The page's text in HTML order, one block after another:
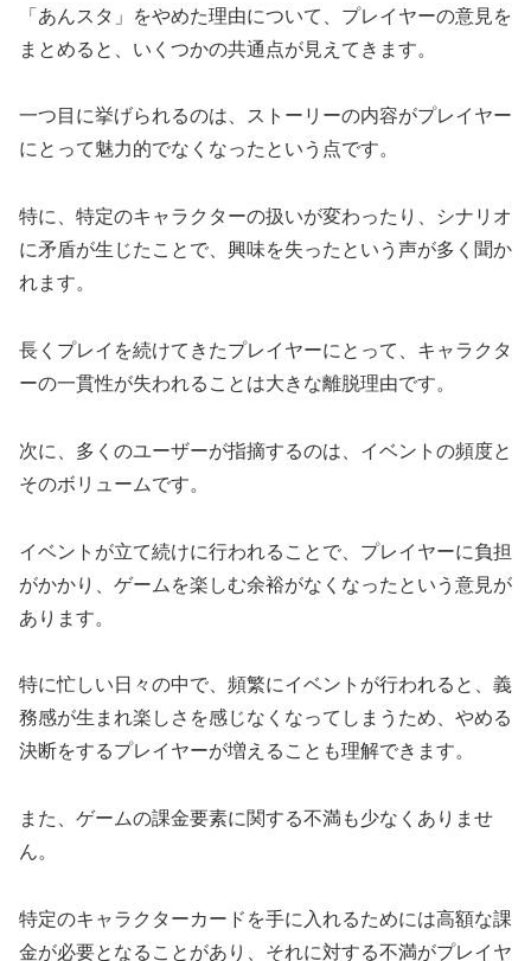
「あんスタ」をやめた理由について、プレイヤーの意見を
まとめると、いくつかの共通点が見えてきます。
一つ目に挙げられるのは、ストーリーの内容がプレイヤー
にとって魅力的でなくなったという点です。
特に、特定のキャラクターの扱いが変わったり、シナリオ
に矛盾が生じたことで、興味を失ったという声が多く聞か
れます。
長くプレイを続けてきたプレイヤーにとって、キャラクタ
ーの一貫性が失われることは大きな離脱理由です。
次に、多くのユーザーが指摘するのは、イベントの頻度と
そのボリュームです。
イベントが立て続けに行われることで、プレイヤーに負担
がかかり、ゲームを楽しむ余裕がなくなったという意見が
あります。
特に忙しい日々の中で、頻繁にイベントが行われると、義
務感が生まれ楽しさを感じなくなってしまうため、やめる
決断をするプレイヤーが増えることも理解できます。
また、ゲームの課金要素に関する不満も少なくありませ
ん。
特定のキャラクターカードを手に入れるためには高額な課
金が必要となることがあり、それに対する不満がプレイヤ